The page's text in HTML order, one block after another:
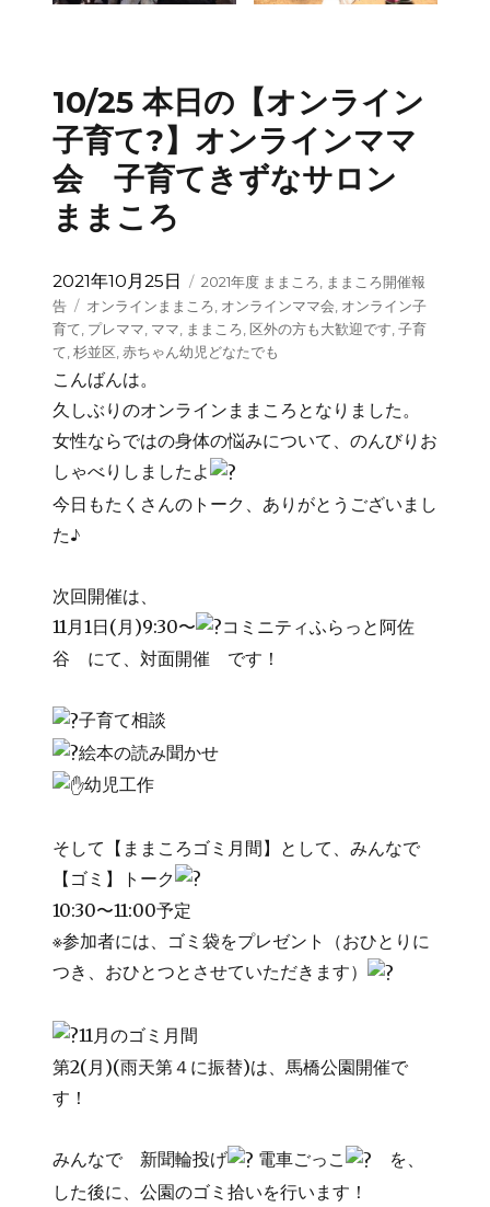
10/25 本日の【オンライン
子育て?】オンラインママ
会 子育てきずなサロン
ままころ
投
稿
日:
2021年10月25日
カ
テ
ゴ
リ
2021年度 ままころ
ままころ開催報
告
タ
グ
オンラインままころ オンラインママ会 オンライン子
育て プレママ ママ ままころ 区外の方も大歓迎です 子育
て 杉並区 赤ちゃん幼児どなたでも
こんばんは。
久しぶりのオンラインままころとなりました。
女性ならではの身体の悩みについて、のんびりお
しゃべりしましたよ
今日もたくさんのトーク、ありがとうございまし
た♪
次回開催は、
11月1日(月)9:30〜
コミニティふらっと阿佐
谷 にて、対面開催 です！
子育て相談
絵本の読み聞かせ
幼児工作
そして【ままころゴミ月間】として、みんなで
【ゴミ】トーク
10:30〜11:00予定
※参加者には、ゴミ袋をプレゼント（おひとりに
つき、おひとつとさせていただきます）
11月のゴミ月間
第2(月)(雨天第４に振替)は、馬橋公園開催で
す！
みんなで 新聞輪投げ 電車ごっこ
を、
した後に、公園のゴミ拾いを行います！